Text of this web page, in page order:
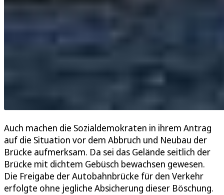
Auch machen die Sozialdemokraten in ihrem Antrag
auf die Situation vor dem Abbruch und Neubau der
Brücke aufmerksam. Da sei das Gelände seitlich der
Brücke mit dichtem Gebüsch bewachsen gewesen.
Die Freigabe der Autobahnbrücke für den Verkehr
erfolgte ohne jegliche Absicherung dieser Böschung.